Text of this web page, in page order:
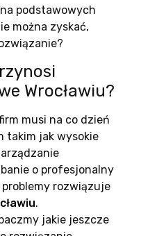
podstawowych
można zyskać,
Wrocławiu?
musi na co dzień
takim jak wysokie
o profesjonalny
rozwiązuje
.
jakie jeszcze